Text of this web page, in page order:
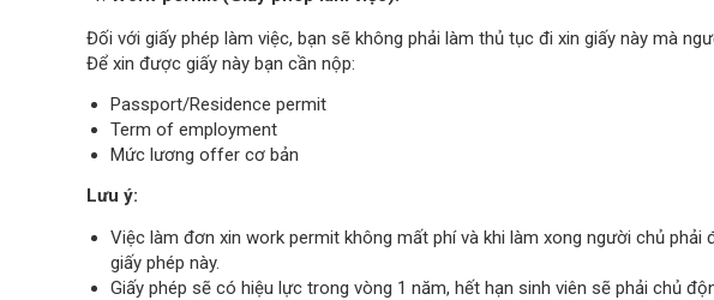
Đối với giấy phép làm việc, bạn sẽ không phải làm thủ tục đi xin giấy này mà
Để xin được giấy này bạn cần nộp:
Passport/Residence permit
Term of employment
Mức lương offer cơ bản
Lưu ý:
Việc làm đơn xin work permit không mất phí và khi làm xong người chủ
giấy phép này.
Giấy phép sẽ có hiệu lực trong vòng 1 năm, hết hạn sinh viên sẽ phải chủ